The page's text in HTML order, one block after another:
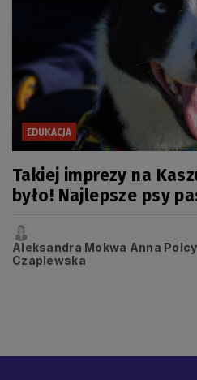
EDUKACJA
Takiej imprezy na
było! Najlepsze psy
Aleksandra Mokwa Anna
Czaplewska